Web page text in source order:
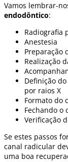
Vamos lembrar-
endodôntico:
Radiografia
Anestesia
Preparação
Realização
Definição
por raios X
Formato do
Fechando o
Verificação
Se estes passos
canal radicular
uma boa